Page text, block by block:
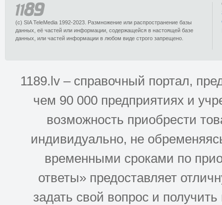
(c) SIA TeleMedia 1992-2023. Размножение или распространение базы
данных, её частей или информации, содержащейся в настоящей базе
данных, или частей информации в любом виде строго запрещено.
1189.lv – справочный портал,
чем 90 000 предприятиях и
возможность приобрести
индивидуально, не
временными сроками по
ответы» предоставляет
задать свой вопрос и